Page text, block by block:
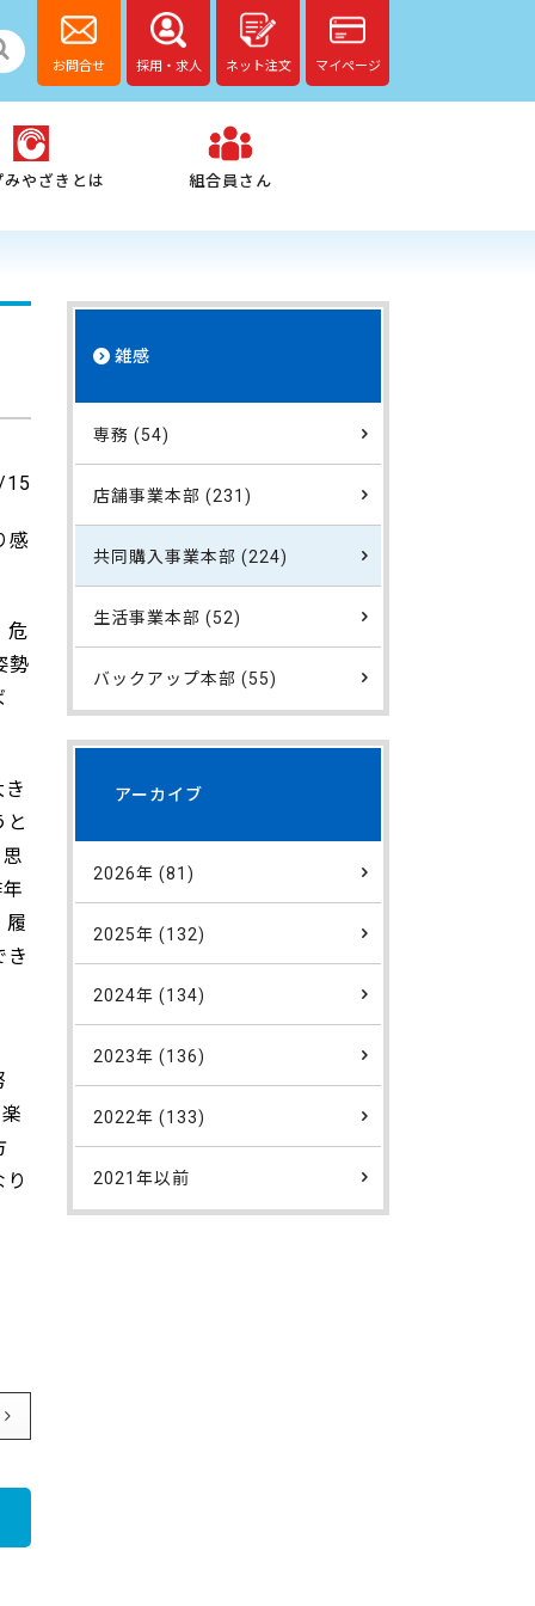
お問合せ 採用・求人 ネット注文 マイページ
みやざきとは 組合員さん
感
危
勢
履
き
雑感
専務 (54)
店舗事業本部 (231)
共同購入事業本部 (224)
生活事業本部 (52)
バックアップ本部 (55)
アーカイブ
2026年 (81)
2025年 (132)
2024年 (134)
2023年 (136)
2022年 (133)
2021年以前